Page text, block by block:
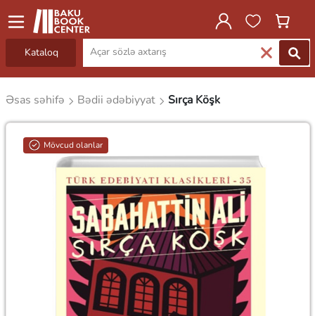
Kataloq
Əsas səhifə Bədii ədəbiyyat Sırça Köşk
Mövcud olanlar